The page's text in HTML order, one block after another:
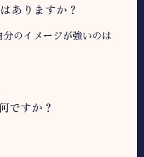
ありますか？
のイメージが強いのは
ですか？